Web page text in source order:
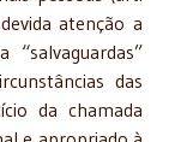
atenção a
das
da chamada